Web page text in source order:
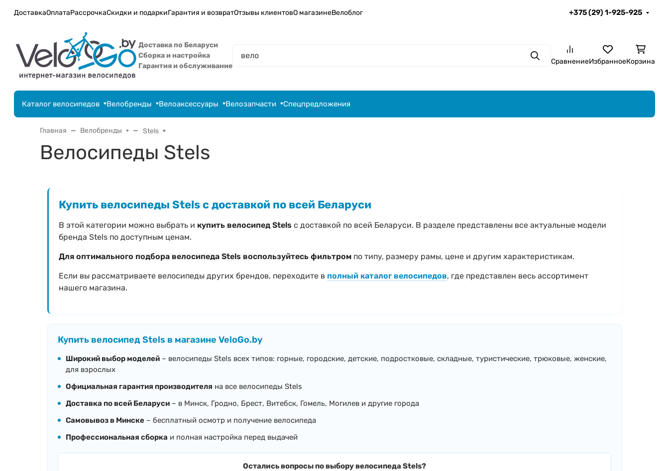
ДоставкаОплатаРассрочкаСкидки и подаркиГарантия и возвратОтзывы клиентовО магазинеВелоблог +375 (29) 1-925-925
Доставка по Беларуси
Сборка и настройка
Гарантия и обслуживание
ПоискСравнениеИзбранноеКорзина
Каталог велосипедов Велобренды Велоаксессуары Велозапчасти Спецпредложения
Главная Велобренды Stels
Велосипеды Stels
Купить велосипеды Stels с доставкой по всей Беларуси
В этой категории можно выбрать и купить велосипед Stels с доставкой по всей Беларуси. В разделе представлены все актуальные модели
бренда Stels по доступным ценам.
Для оптимального подбора велосипеда Stels воспользуйтесь фильтром по типу, размеру рамы, цене и другим характеристикам.
Если вы рассматриваете велосипеды других брендов, переходите в полный каталог велосипедов, где представлен весь ассортимент
нашего магазина.
Купить велосипед Stels в магазине VeloGo.by
Широкий выбор моделей – велосипеды Stels всех типов: горные, городские, детские, подростковые, складные, туристические, трюковые, женские,
для взрослых
Официальная гарантия производителя на все велосипеды Stels
Доставка по всей Беларуси – в Минск, Гродно, Брест, Витебск, Гомель, Могилев и другие города
Самовывоз в Минске – бесплатный осмотр и получение велосипеда
Профессиональная сборка и полная настройка перед выдачей
Остались вопросы по выбору велосипеда Stels?